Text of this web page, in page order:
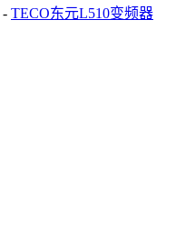
- TECO东元L510变频器